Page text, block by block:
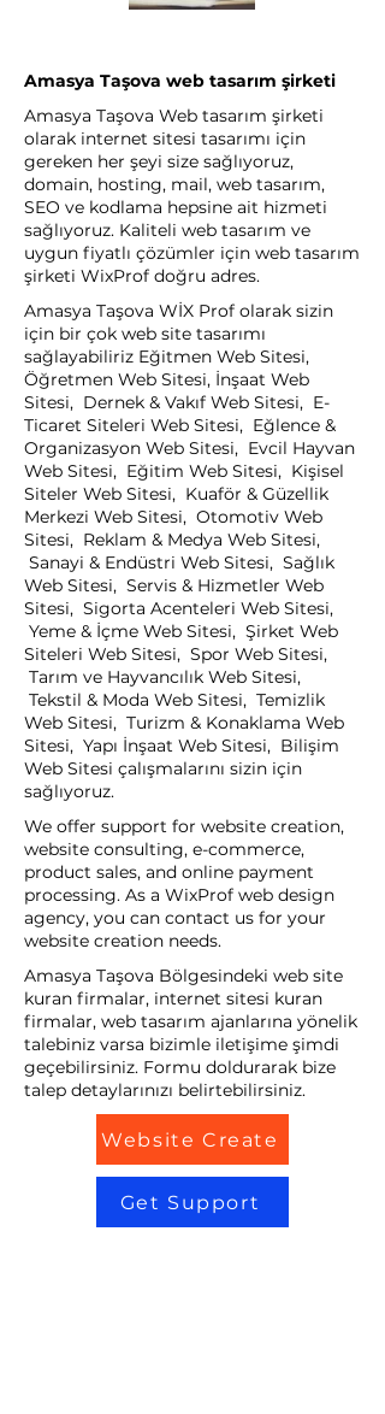
Amasya Taşova web tasarım şirketi
Amasya Taşova Web tasarım şirketi
olarak internet sitesi tasarımı için
gereken her şeyi size sağlıyoruz,
domain, hosting, mail, web tasarım,
SEO ve kodlama hepsine ait hizmeti
sağlıyoruz. Kaliteli web tasarım ve
uygun fiyatlı çözümler için web tasarım
şirketi WixProf doğru adres.
Amasya Taşova WİX Prof olarak sizin
için bir çok web site tasarımı
sağlayabiliriz Eğitmen Web Sitesi,
Öğretmen Web Sitesi, İnşaat Web
Sitesi, Dernek & Vakıf Web Sitesi, E-
Ticaret Siteleri Web Sitesi, Eğlence &
Organizasyon Web Sitesi, Evcil Hayvan
Web Sitesi, Eğitim Web Sitesi, Kişisel
Siteler Web Sitesi, Kuaför & Güzellik
Merkezi Web Sitesi, Otomotiv Web
Sitesi, Reklam & Medya Web Sitesi,
Sanayi & Endüstri Web Sitesi, Sağlık
Web Sitesi, Servis & Hizmetler Web
Sitesi, Sigorta Acenteleri Web Sitesi,
Yeme & İçme Web Sitesi, Şirket Web
Siteleri Web Sitesi, Spor Web Sitesi,
Tarım ve Hayvancılık Web Sitesi,
Tekstil & Moda Web Sitesi, Temizlik
Web Sitesi, Turizm & Konaklama Web
Sitesi, Yapı İnşaat Web Sitesi, Bilişim
Web Sitesi çalışmalarını sizin için
sağlıyoruz.
We offer support for website creation,
website consulting, e-commerce,
product sales, and online payment
processing. As a WixProf web design
agency, you can contact us for your
website creation needs.
Amasya Taşova Bölgesindeki web site
kuran firmalar, internet sitesi kuran
firmalar, web tasarım ajanlarına yönelik
talebiniz varsa bizimle iletişime şimdi
geçebilirsiniz. Formu doldurarak bize
talep detaylarınızı belirtebilirsiniz.
Website Create
Get Support